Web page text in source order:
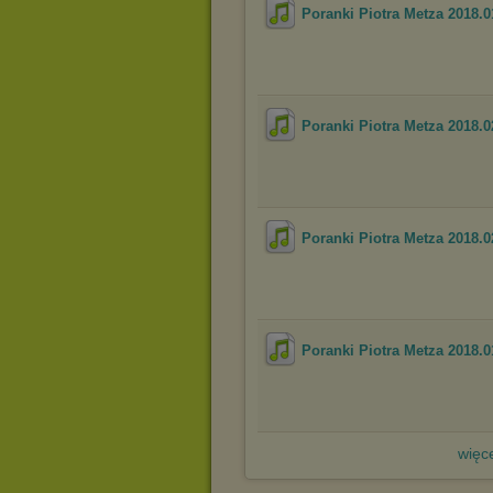
Poranki Piotra Metza
Poranki Piotra Metza
Poranki Piotra Metza
Poranki Piotra Metza